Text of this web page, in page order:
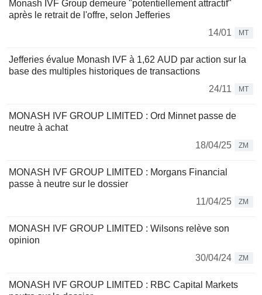
Monash IVF Group demeure "potentiellement attractif"
après le retrait de l'offre, selon Jefferies
14/01
MT
Jefferies évalue Monash IVF à 1,62 AUD par action sur la
base des multiples historiques de transactions
24/11
MT
MONASH IVF GROUP LIMITED : Ord Minnet passe de
neutre à achat
18/04/25
ZM
MONASH IVF GROUP LIMITED : Morgans Financial
passe à neutre sur le dossier
11/04/25
ZM
MONASH IVF GROUP LIMITED : Wilsons relève son
opinion
30/04/24
ZM
MONASH IVF GROUP LIMITED : RBC Capital Markets